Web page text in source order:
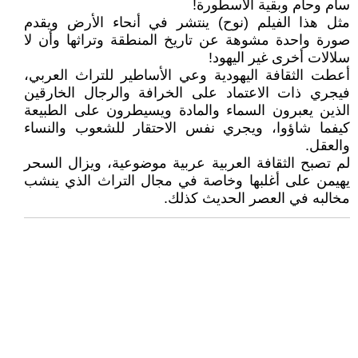
سام وحام وبقية الأسطورة!
مثل هذا الفيلم (نوح) ينتشر في أنحاء الأرض ويقدم
صورة واحدة مشوهة عن تاريخ المنطقة وتراثها وأن لا
سلالات أخرى غير اليهود!
أعطت الثقافة اليهودية وعي الأساطير للتراث العربي،
فيجري ذات الاعتماد على الخرافة والرجال الخارقين
الذين يعبرون السماء والمادة ويسيطرون على الطبيعة
كيفما شاؤوا، ويجري نفس الاحتقار للشعوب والنساء
والعقل.
لم تصبح الثقافة العربية عربية موضوعية، ويزال السحر
يهيمن على أغلبها وخاصة في مجال التراث الذي ينشب
مخالبه في العصر الحديث كذلك.